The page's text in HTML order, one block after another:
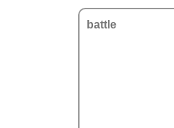
battle